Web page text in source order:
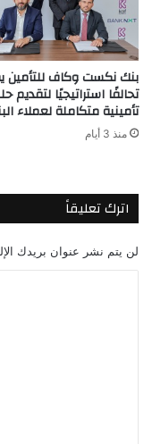
بنك نكست وكاف للتأمين
تحالفًا استراتيجيًا لتقديم
تأمينية متكاملة لعملاء
منذ 3 أيام
اترك تعليقاً
لن يتم نشر عنوان بريدك